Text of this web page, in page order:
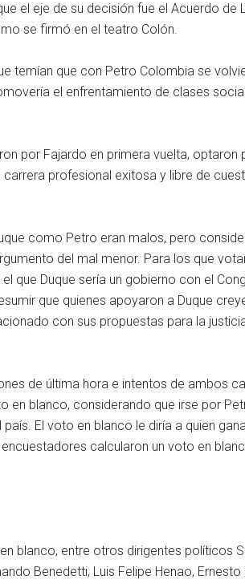
el eje de su decisión fue el Acuerdo de
se firmó en el teatro Colón.
temían que con Petro Colombia se
el enfrentamiento de clases
por Fajardo en primera vuelta, optaron
profesional exitosa y libre de
como Petro eran malos, pero
del mal menor. Para los que
que Duque sería un gobierno con el
que quienes apoyaron a Duque
con sus propuestas para la
de última hora e intentos de ambos
en blanco, considerando que irse por
El voto en blanco le diría a quien
calcularon un voto en
blanco, entre otros dirigentes políticos
Benedetti, Luis Felipe Henao, Ernesto